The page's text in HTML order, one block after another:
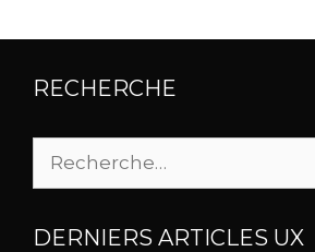
RECHERCHE
DERNIERS ARTICLES UX